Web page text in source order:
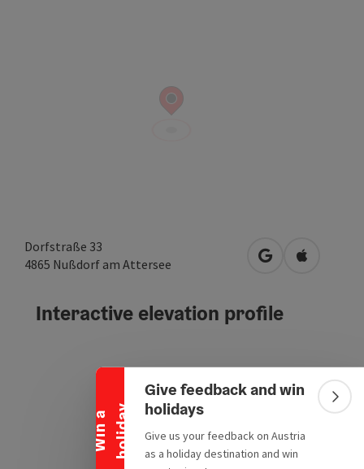
W
i
n
a
h
o
l
i
d
a y
Collapse banner
Give feedback and win
holidays
Give us your feedback on Austria
as a holiday destination and win
Dorfstraße 33
4865 Nußdorf am Attersee open in Google
Open in
Interactive elevation profile